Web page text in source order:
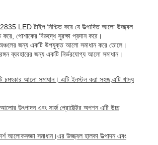
LED টাইপ নিশ্চিত করে যে উত্পাদিত আলো উজ্জ্বল
পোশাকের বিরুদ্ধে সুরক্ষা প্রদান করে।
অঞ্চলের জন্য একটি উপযুক্ত আলো সমাধান করে তোলে।
ব্যবহারের জন্য একটি নির্ভরযোগ্য আলো সমাধান।
আলো সমাধান। এটি ইনস্টল করা সহজ,এটি খাদ্য
উৎপাদন এবং সার্জ প্রোটেক্টর অপশন এটি উচ্চ
আলোকসজ্জা সমাধান।এর উজ্জ্বল হালকা উত্পাদন এবং